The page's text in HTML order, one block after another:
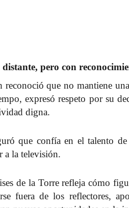
pero con
reconoció que no mantiene
expresó respeto por su
digna.
que confía en el talento
a la televisión.
de la Torre refleja cómo
fuera de los reflectores,